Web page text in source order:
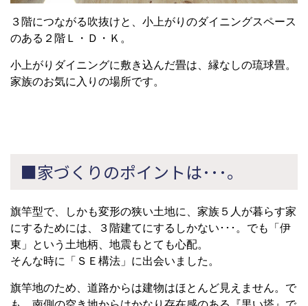
３階につながる吹抜けと、小上がりのダイニングスペース
のある２階Ｌ・Ｄ・Ｋ。
小上がりダイニングに敷き込んだ畳は、縁なしの琉球畳。
家族のお気に入りの場所です。
■家づくりのポイントは･･･。
旗竿型で、しかも変形の狭い土地に、家族５人が暮らす家
にするためには、３階建てにするしかない･･･。でも「伊
東」という土地柄、地震もとても心配。
そんな時に「ＳＥ構法」に出会いました。
旗竿地のため、道路からは建物はほとんど見えません。で